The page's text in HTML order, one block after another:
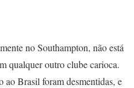
no Southampton, não está
qualquer outro clube carioca.
ao Brasil foram desmentidas, e